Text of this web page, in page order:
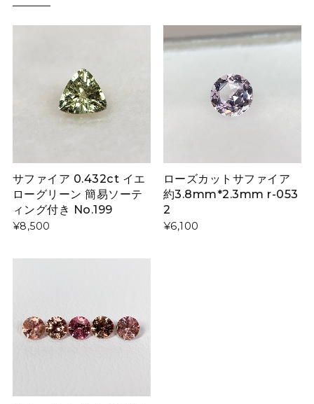
サファイア 0.432ct イエ
ローグリーン 簡易ソーテ
ィング付き No.199
¥8,500
ローズカットサファイア
約3.8mm*2.3mm r-053
2
¥6,100